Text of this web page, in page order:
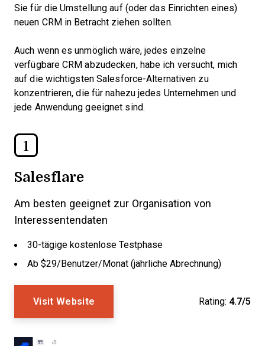
Sie für die Umstellung auf (oder das Einrichten eines)
neuen CRM in Betracht ziehen sollten.
Auch wenn es unmöglich wäre, jedes einzelne
verfügbare CRM abzudecken, habe ich versucht, mich
auf die wichtigsten Salesforce-Alternativen zu
konzentrieren, die für nahezu jedes Unternehmen und
jede Anwendung geeignet sind.
1
Salesflare
Am besten geeignet zur Organisation von
Interessentendaten
30-tägige kostenlose Testphase
Ab $29/Benutzer/Monat (jährliche Abrechnung)
Visit Website Rating: 4.7/5